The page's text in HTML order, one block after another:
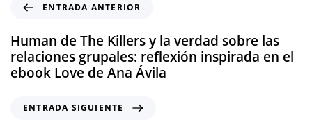
ENTRADA ANTERIOR
Human de The Killers y la verdad sobre las
relaciones grupales: reflexión inspirada en el
ebook Love de Ana Ávila
ENTRADA SIGUIENTE